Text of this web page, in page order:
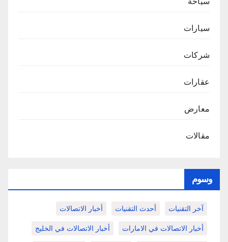
سيارات
شركات
عقارات
معارض
مقالات
وسوم
آخر التقنيات أحدث التقنيات أخبار الاتصالات
أخبار الاتصالات في الامارات أخبار الاتصالات في الخليج